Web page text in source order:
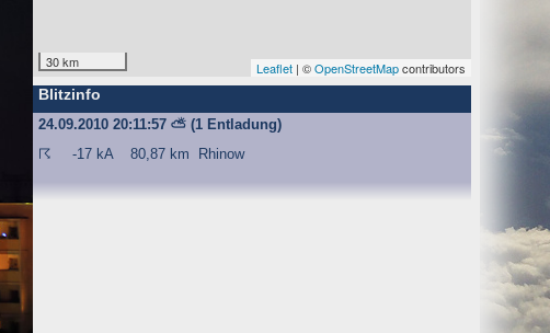
Angriffe zu erkennen, um z. B. Missbrauchsfälle aufklären zu
Beweisgründen aufgehoben werden, sind sie solange von der
Website und der Webseiten auf der Basis der Logfiles ohne
Dateien zu.
aktuellen Besuch der Website durch die einzelnen Seiten
Browsersitzung. Benötigt wird der Cookie allerdings auch nur,
30 km Leaflet | ©OpenStreetMapcontributors
Blitzinfo
24.09.2010 20:11:57 ⛅ (1 Entladung)
☈
-17 kA 80,87 km Rhinow